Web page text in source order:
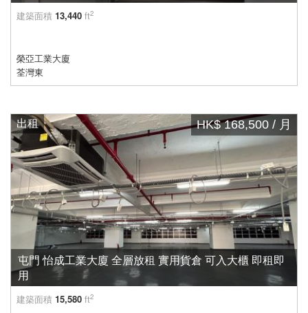
建築面積 13,440 ft2
榮亞工業大廈
荃灣東
出租 HK$ 168,500 / 月
屯門 怡成工業大廈 全層放租 實用貨倉 可入大櫃 即租即
用
建築面積 15,580 ft2